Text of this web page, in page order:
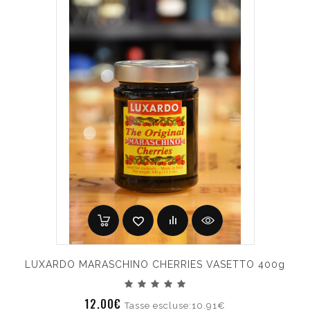
LUXARDO MARASCHINO CHERRIES VASETTO 400g
12.00€Tasse escluse:10.91€